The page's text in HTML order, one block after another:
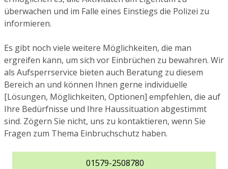
überwachen und im Falle eines Einstiegs die Polizei zu
informieren.
Es gibt noch viele weitere Möglichkeiten, die man
ergreifen kann, um sich vor Einbrüchen zu bewahren. Wir
als Aufsperrservice bieten auch Beratung zu diesem
Bereich an und können Ihnen gerne individuelle
[Lösungen, Möglichkeiten, Optionen] empfehlen, die auf
Ihre Bedürfnisse und Ihre Haussituation abgestimmt
sind. Zögern Sie nicht, uns zu kontaktieren, wenn Sie
Fragen zum Thema Einbruchschutz haben.
01579-2508780